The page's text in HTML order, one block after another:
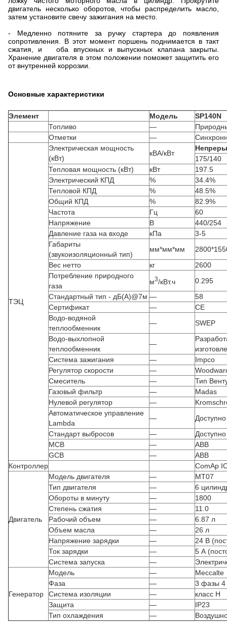
двигатель несколько оборотов, чтобы распределить масло,
затем установите свечу зажигания на место.
- Медленно потяните за ручку стартера до появления
сопротивления. В этот момент поршень поднимается в такт
сжатия, и оба впускных и выпускных клапана закрыты.
Хранение двигателя в этом положении поможет защитить его
от внутренней коррозии.
Основные характеристики
Элемент Модель
SP140N
Топливо
—
Отметки
—
ТЭЦ
Электрическая мощность
(кВт)
кВА/кВт
175/140
Тепловая мощность (кВт)
кВт
197.5
Электрический КПД
%
34.4%
Тепловой КПД
%
48.5%
Общий КПД
%
82.9%
Частота
Гц
60
Напряжение
В
440/254
Давление газа на входе
кПа
3-5
Габариты
(звукоизоляционный тип)
мм*мм*мм
Вес нетто
кг
2600
Потребление природного
газа
м3/кВт.ч
0.295
Стандартный тип - дБ(А)@7м —
58
Сертификат
—
CE
Водо-водяной
теплообменник
—
SWEP
Водо-выхлопной
теплообменник
—
Система зажигания
—
Impco
Регулятор скорости
—
Смеситель
—
Тип
Газовый фильтр
—
Madas
Нулевой регулятор
—
Автоматическое управление
Lambda
—
Стандарт выбросов
—
MCB
—
ABB
GCB
—
ABB
Контроллер
ComAp
Двигатель
Модель двигателя —
MT07
Тип двигателя
—
6
Обороты в минуту
—
1800
Степень сжатия
—
11.0
Рабочий объем
—
6.87 л
Объем масла
—
26 л
Напряжение зарядки
—
24 В
Ток зарядки
—
5 А
Система запуска
—
Генератор
Модель —
Meccalte
Фаза
—
3 фазы 4
Система изоляции
—
класс H
Защита
—
IP23
Тип охлаждения
—